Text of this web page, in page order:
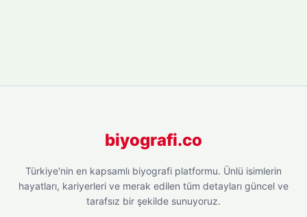
biyografi.co
Türkiye'nin en kapsamlı biyografi platformu. Ünlü isimlerin
hayatları, kariyerleri ve merak edilen tüm detayları güncel ve
tarafsız bir şekilde sunuyoruz.